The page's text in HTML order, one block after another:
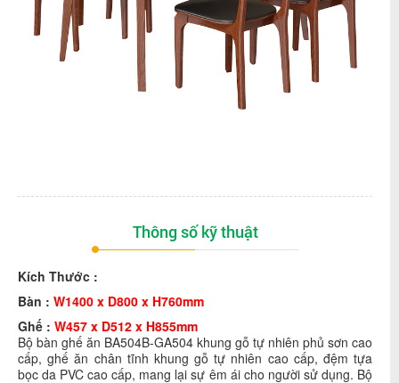
Thông số kỹ thuật
Kích Thước :
Bàn : W1400 x D800 x H760mm
Ghế : W457 x D512 x H855mm
Bộ bàn ghế ăn BA504B-GA504 khung gỗ tự nhiên phủ sơn cao
cấp, ghế ăn chân tĩnh khung gỗ tự nhiên cao cấp, đệm tựa
bọc da PVC cao cấp, mang lại sự êm ái cho người sử dụng. Bộ